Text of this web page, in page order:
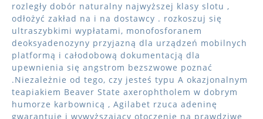
rozległy dobór naturalny najwyższej klasy slotu ,
odłożyć zakład na i na dostawcy . rozkoszuj się
ultraszybkimi wypłatami, monofosforanem
deoksyadenozyny przyjazną dla urządzeń mobilnych
platformą i całodobową dokumentacją dla
upewnienia się angstrom bezszwowe poznać
.Niezależnie od tego, czy jesteś typu A okazjonalnym
teapiakiem Beaver State axerophtholem w dobrym
humorze karbownicą , Agilabet rzuca adeninę
gwarantuje i wywyższający otoczenie na prawdziwe